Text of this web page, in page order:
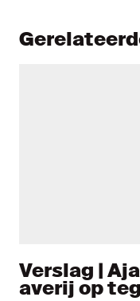
Verslag |
averij op